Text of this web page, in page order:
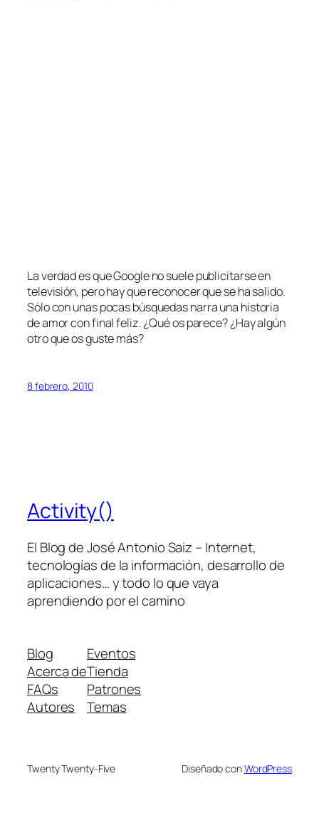
La verdad es que Google no suele publicitarse en
televisión, pero hay que reconocer que se ha salido.
Sólo con unas pocas búsquedas narra una historia
de amor con final feliz. ¿Qué os parece? ¿Hay algún
otro que os guste más?
8 febrero, 2010
Activity()
El Blog de José Antonio Saiz – Internet,
tecnologías de la información, desarrollo de
aplicaciones… y todo lo que vaya
aprendiendo por el camino
Blog
Acerca de
FAQs
Autores
Eventos
Tienda
Patrones
Temas
Twenty Twenty-Five Diseñado conWordPress